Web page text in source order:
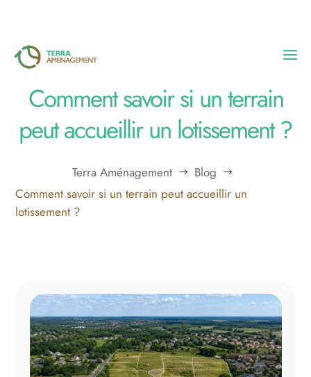
Accueil
L’entreprise
Espace client
Comment savoir si un terrain
peut accueillir un lotissement ?
Terra Aménagement $ Blog $
Comment savoir si un terrain peut accueillir un
lotissement ?